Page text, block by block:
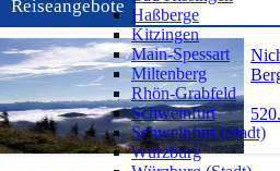
Reiseangebote Haßberge
Kitzingen
Main-Spessart
Miltenberg
Rhön-Grabfeld
Schweinfurt
Schweinfurt (Stadt)
Würzburg